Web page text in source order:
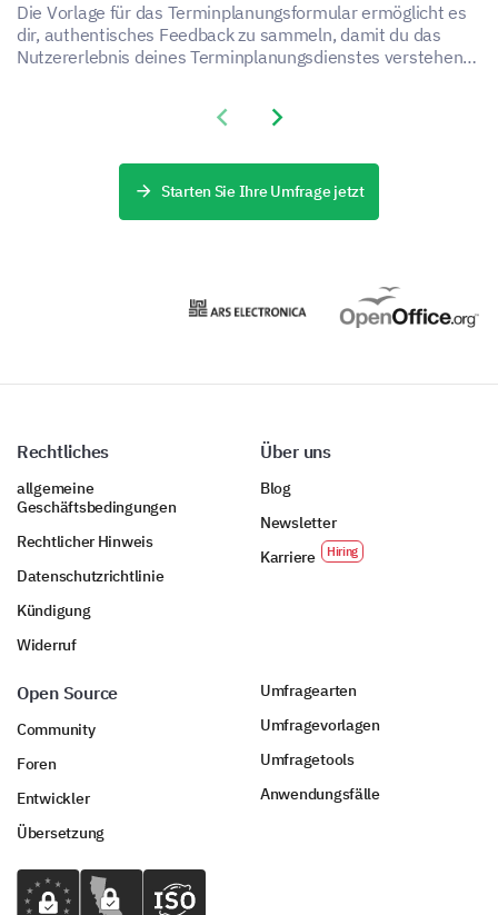
Die Vorlage für das Terminplanungsformular ermöglicht es
dir, authentisches Feedback zu sammeln, damit du das
Nutzererlebnis deines Terminplanungsdienstes verstehen
Previous slide
Next slide
Starten Sie Ihre Umfrage jetzt
Rechtliches
allgemeine
Geschäftsbedingungen
Rechtlicher Hinweis
Datenschutzrichtlinie
Kündigung
Widerruf
Über uns
Blog
Newsletter
Karriere
Open Source
Community
Foren
Entwickler
Übersetzung
Umfragearten
Umfragevorlagen
Umfragetools
Anwendungsfälle